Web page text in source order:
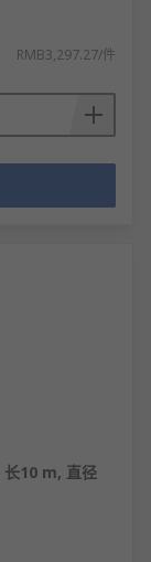
RMB3,297.27/件
10 m, 直径